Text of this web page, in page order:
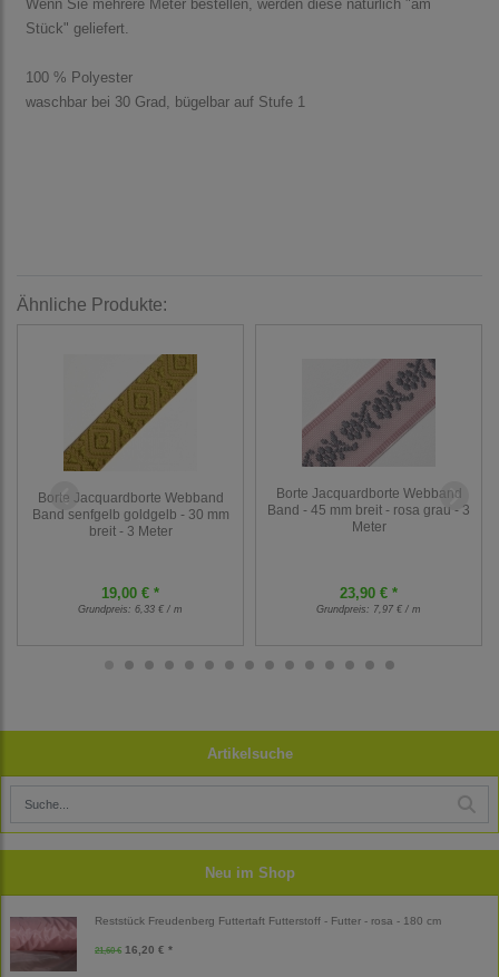
Artikelsuche
Neu im Shop
Reststück Freudenberg Futtertaft Futterstoff - Futter - rosa - 180 cm
21,60 € 16,20 € *
Wenn Sie mehrere Meter bestellen, werden diese natürlich "am
Stück" geliefert.
100 % Polyester
waschbar bei 30 Grad, bügelbar auf Stufe 1
Ähnliche Produkte:
Borte Jacquardborte Webband
Band senfgelb goldgelb - 30 mm
breit - 3 Meter
19,00 € *
Grundpreis: 6,33 € / m
Borte Jacquardborte Webband
Band - 45 mm breit - rosa grau - 3
Meter
23,90 € *
Grundpreis: 7,97 € / m